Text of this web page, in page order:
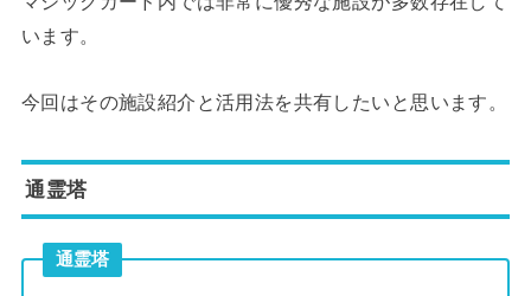
います。
今回はその施設紹介と活用法を共有したいと思います。
通霊塔
通霊塔